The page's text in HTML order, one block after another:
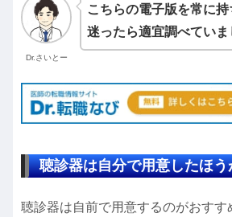
Dr.さいとー
こちらの電子版を常に
迷ったら適宜調べていま
聴診器は自分で用意したほう
聴診器は自前で用意するのがおすす